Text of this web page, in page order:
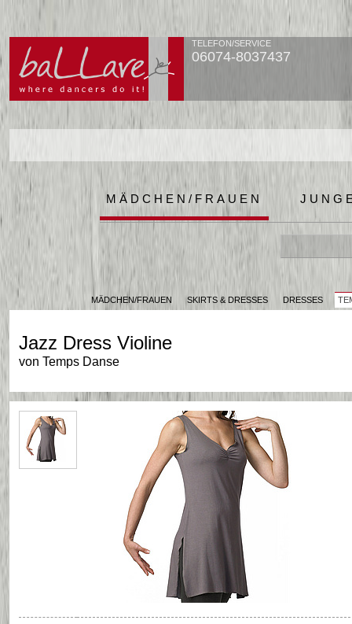
TELEFON/SERVICE
06074-8037437
MÄDCHEN/FRAUEN
MÄDCHEN/FRAUEN SKIRTS & DRESSES DRESSES
Jazz Dress Violine
von Temps Danse